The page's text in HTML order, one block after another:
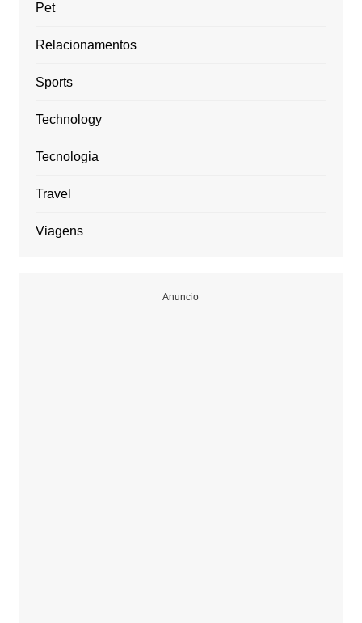
Pet
Relacionamentos
Sports
Technology
Tecnologia
Travel
Viagens
Anuncio